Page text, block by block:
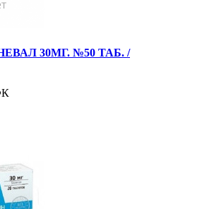
30МГ. №50 ТАБ. /